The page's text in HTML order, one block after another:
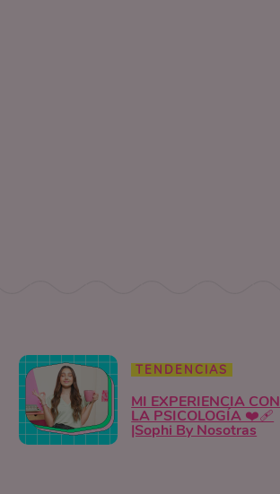
TENDENCIAS
MI EXPERIENCIA CON
LA PSICOLOGÍA ❤️‍🩹
|Sophi By Nosotras